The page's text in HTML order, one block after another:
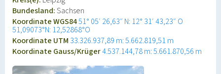
Bundesland:Sachsen
Koordinate WGS8451° 05′ 26,63″ N: 12° 31′ 43,23″ O
51,09073°N: 12,52868°O
Koordinate UTM 33.326.937,89 m: 5.662.819,51 m
Koordinate Gauss/Krüger4.537.144,78 m: 5.661.870,56 m